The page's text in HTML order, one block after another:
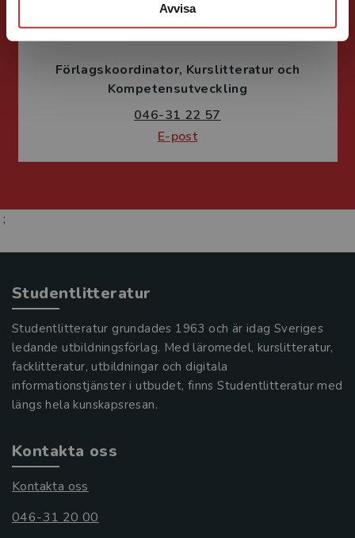
Avvisa
Fritjof Janson
Förlagskoordinator Kurslitteratur och
Kompetensutveckling
046-31 22 57
E-post
;
Studentlitteratur
Studentlitteratur grundades 1963 och är idag Sveriges
ledande utbildningsförlag. Med läromedel, kurslitteratur,
facklitteratur, utbildningar och digitala
informationstjänster i utbudet, finns Studentlitteratur med
längs hela kunskapsresan.
Kontakta oss
Kontakta oss
046-31 20 00